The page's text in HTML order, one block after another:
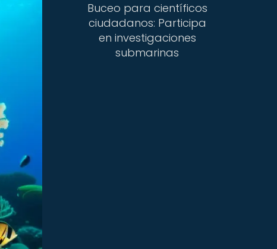
Buceo para científicos
ciudadanos: Participa
en investigaciones
submarinas